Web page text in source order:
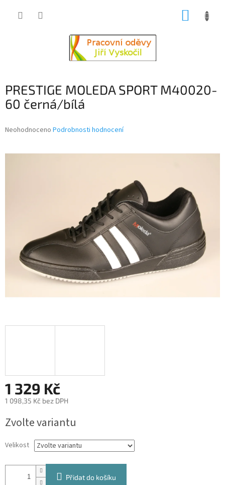
PRESTIGE MOLEDA SPORT M40020-
60 černá/bílá
Průměrné
Neohodnoceno Podrobnosti hodnocení
1 329 Kč
1 098,35 Kč bez DPH
cena:
Zvolte variantu
Velikost
Přidat do košíku